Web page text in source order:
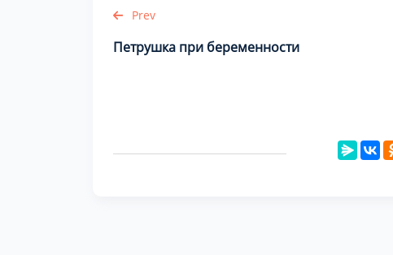
Prev
Петрушка при беременности